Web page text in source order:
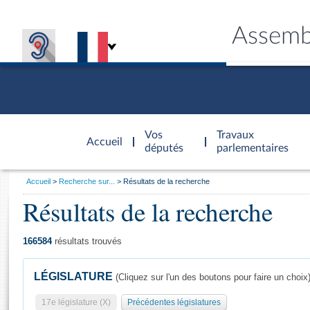
Accueil
d'accueil
Vos
députés
Travaux
parlementaires
Général
Vous
Accueil Recherche sur... Résultats de la recherche
Résultats de la recherche
166584résultats trouvés
LÉGISLATURE (Cliquez sur l'un des boutons pour faire un choix)
17e législature (X) Précédentes législatures